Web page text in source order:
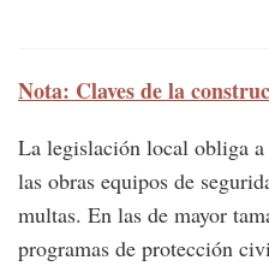
Nota: Claves de la
La legislación local obliga
las obras equipos de
multas. En las de mayor
programas de protección